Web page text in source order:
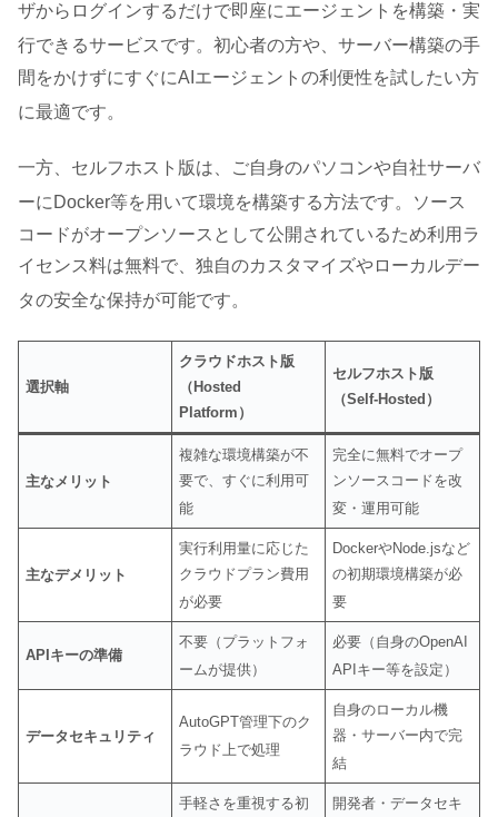
ザからログインするだけで即座にエージェントを構築・実
行できるサービスです。初心者の方や、サーバー構築の手
間をかけずにすぐにAIエージェントの利便性を試したい方
に最適です。
一方、セルフホスト版は、ご自身のパソコンや自社サーバ
ーにDocker等を用いて環境を構築する方法です。ソース
コードがオープンソースとして公開されているため利用ラ
イセンス料は無料で、独自のカスタマイズやローカルデー
タの安全な保持が可能です。
選択軸
クラウドホスト版
（Hosted
Platform）
セルフホスト版
（Self-Hosted）
主なメリット
複雑な環境構築が不
要で、すぐに利用可
能
完全に無料でオープ
ンソースコードを改
変・運用可能
主なデメリット
実行利用量に応じた
クラウドプラン費用
が必要
DockerやNode.jsなど
の初期環境構築が必
要
APIキーの準備
不要（プラットフォ
ームが提供）
必要（自身のOpenAI
APIキー等を設定）
データセキュリティ
AutoGPT管理下のク
ラウド上で処理
自身のローカル機
器・サーバー内で完
結
手軽さを重視する初 開発者・データセキ